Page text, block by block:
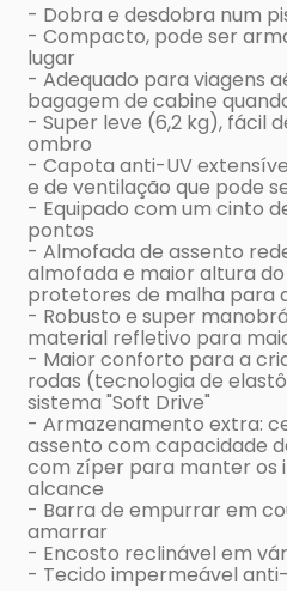
- Dobra e desdobra num
- Compacto, pode ser
lugar
- Adequado para viagens
bagagem de cabine
- Super leve (6,2 kg), fácil
ombro
- Capota anti-UV
e de ventilação que pode
- Equipado com um cinto
pontos
- Almofada de assento
almofada e maior altura
protetores de malha para
- Robusto e super
material refletivo para
- Maior conforto para a
rodas (tecnologia de
sistema "Soft Drive"
- Armazenamento extra:
assento com capacidade
com zíper para manter os
alcance
- Barra de empurrar em
amarrar
- Encosto reclinável em
- Tecido impermeável anti-